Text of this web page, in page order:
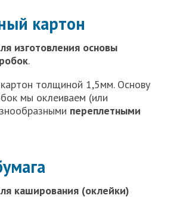
картон
изготовления основы
.
толщиной 1,5мм. Основу
мы оклеиваем (или
переплетными
каширования (оклейки)